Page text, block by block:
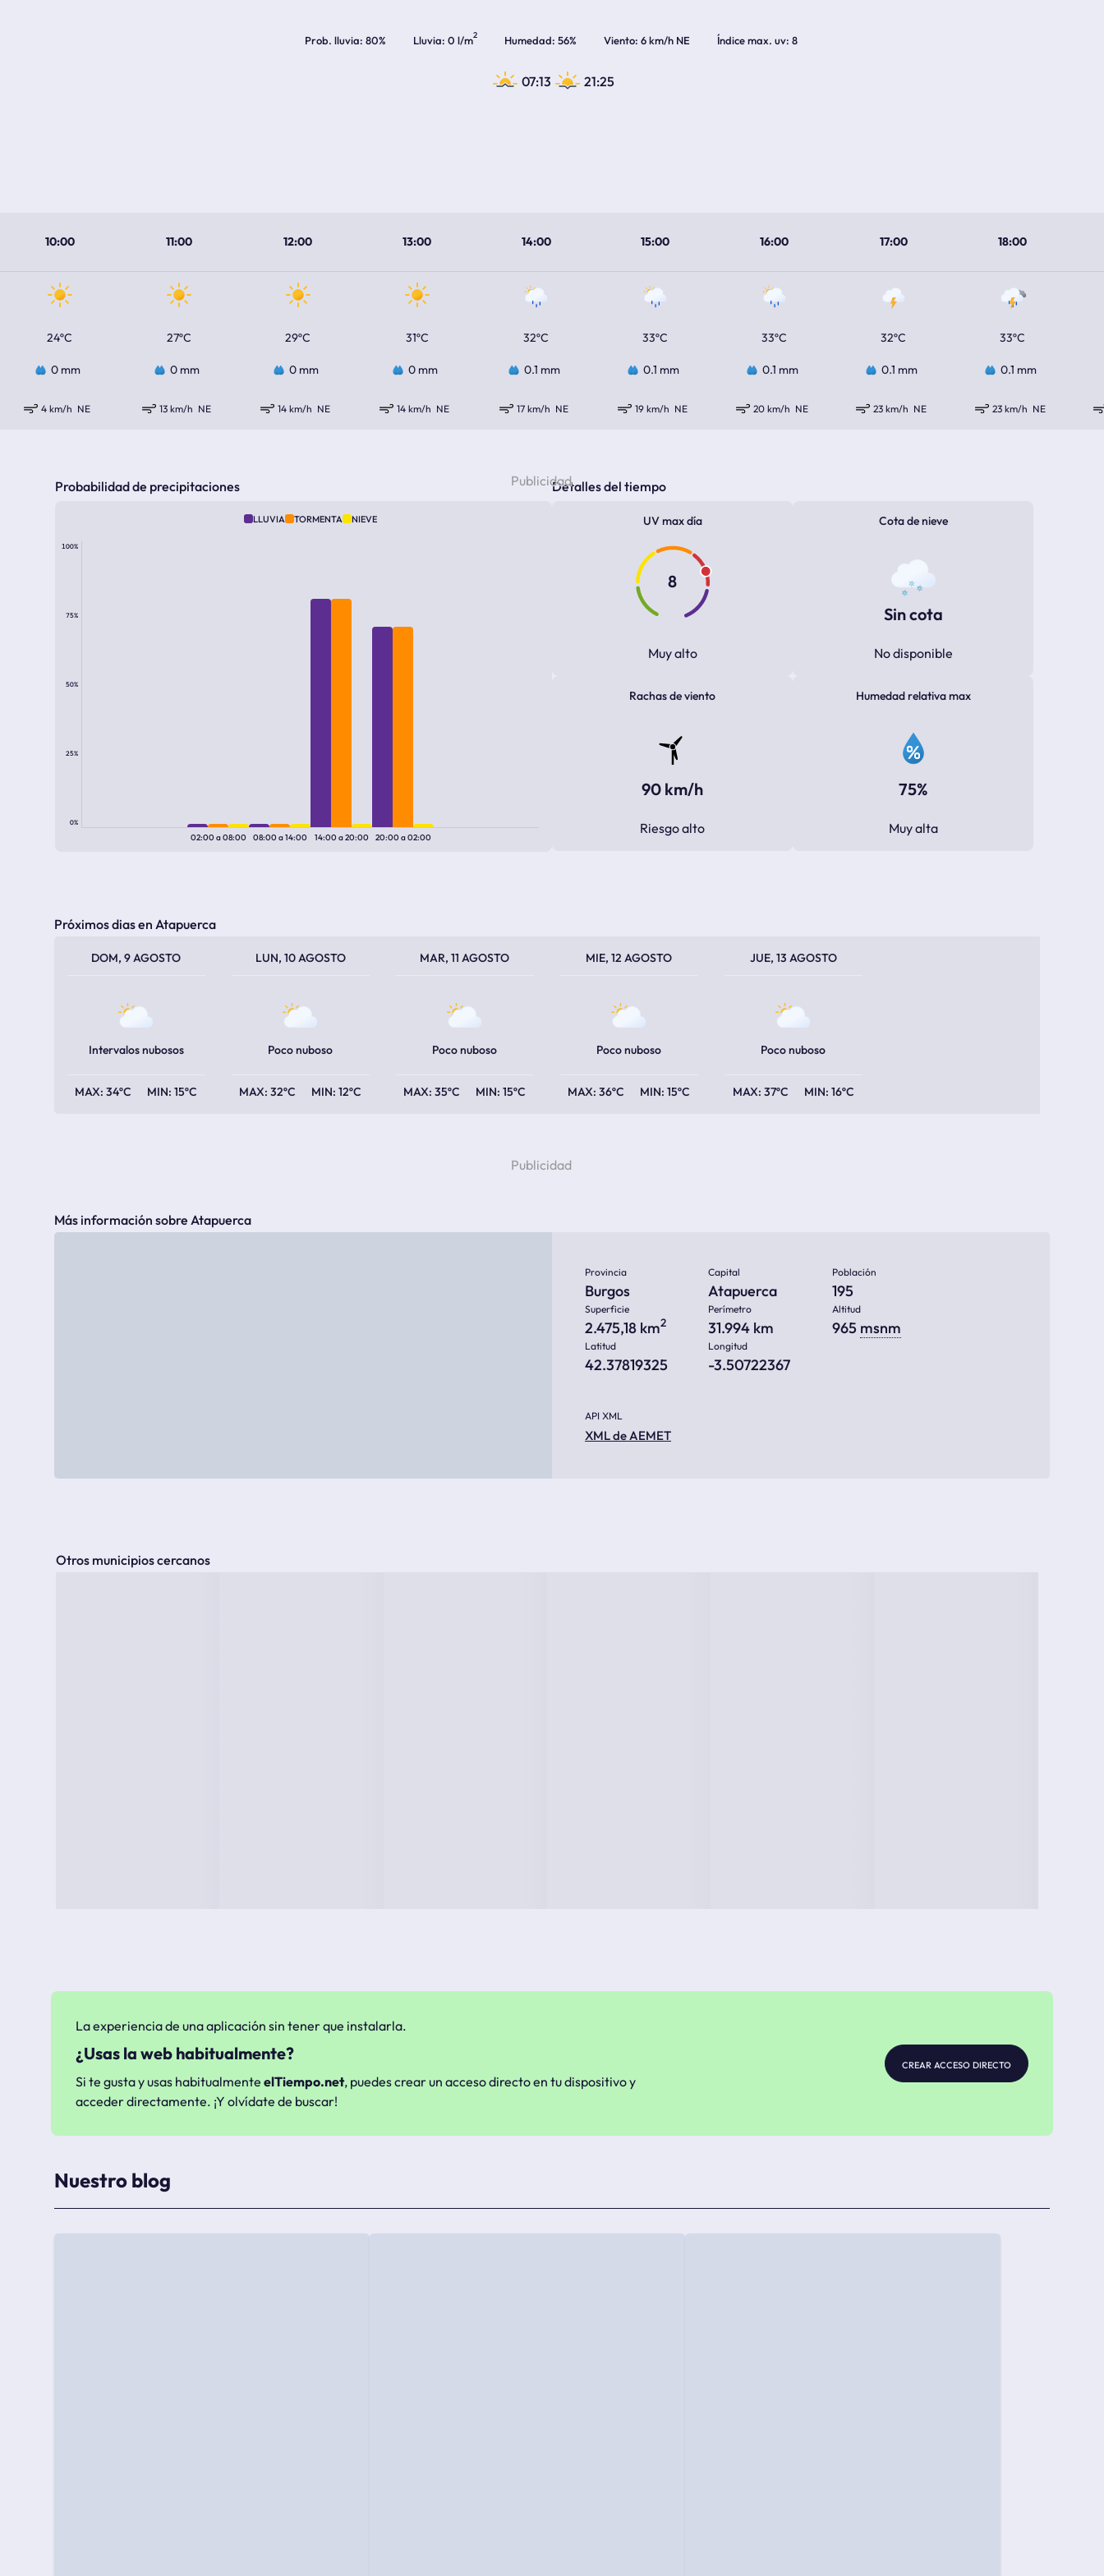
Prob. lluvia 80% Lluvia 0 l/m2 Humedad 56% Viento 6 km/h NE Índice max. uv 8
07:13 21:25
10:00 11:00 12:00 13:00 14:00 15:00 16:00 17:00 18:00
24ºC 27ºC 29ºC 31ºC 32ºC 33ºC 33ºC 32ºC 33ºC
0 mm 0 mm 0 mm 0 mm 0.1 mm 0.1 mm 0.1 mm 0.1 mm 0.1 mm
4 km/h NE 13 km/h NE 14 km/h NE 14 km/h NE 17 km/h NE 19 km/h NE 20 km/h NE 23 km/h NE 23 km/h NE
Probabilidad de precipitaciones
LLUVIA TORMENTA NIEVE
100%
75%
50%
25%
0%
02:00a08:00 08:00a14:00 14:00a20:00 20:00a02:00
Detalles del tiempo
UV max día
8
Muy alto
Cota de nieve
Sin cota
No disponible
Rachas de viento
90 km/h
Riesgo alto
Humedad relativa max
75%
Muy alta
Próximos dias en Atapuerca
DOM, 9 AGOSTO
Intervalos nubosos
34ºC 15ºC
LUN, 10 AGOSTO
Poco nuboso
32ºC 12ºC
MAR, 11 AGOSTO
Poco nuboso
35ºC 15ºC
MIE, 12 AGOSTO
Poco nuboso
36ºC 15ºC
JUE, 13 AGOSTO
Poco nuboso
37ºC 16ºC
Más información sobre Atapuerca
Provincia
Burgos
Capital
Atapuerca
Población
195
Superficie
2.475,18 km2
Perímetro
31.994 km
Altitud
965 msnm
Latitud
42.37819325
Longitud
-3.50722367
API XML
XML de AEMET
Otros municipios cercanos
La experiencia de una aplicación sin tener que instalarla.
¿Usas la web habitualmente?
Si te gusta y usas habitualmente elTiempo.net, puedes crear un acceso directo en tu dispositivo y
acceder directamente. ¡Y olvídate de buscar!
crear acceso directo
Nuestro blog